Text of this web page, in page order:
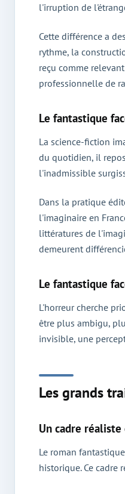
l'irruption de
Cette différence a
rythme, la
reçu comme
professionnelle de
Le fantastique
La science-fiction
du quotidien, il
l'inadmissible
Dans la pratique
l'imaginaire en
littératures de
demeurent
Le fantastique
L'horreur cherche
être plus ambigu,
invisible, une
Les grands
Un cadre
Le roman
historique. Ce